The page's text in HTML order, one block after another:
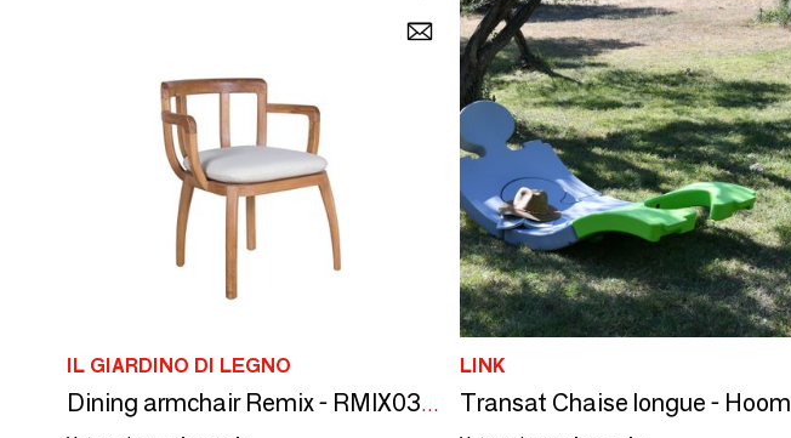
IL GIARDINO DI LEGNO
Dining armchair Remix - RMIX0386
LINK
Transat Chaise longue - Hoom